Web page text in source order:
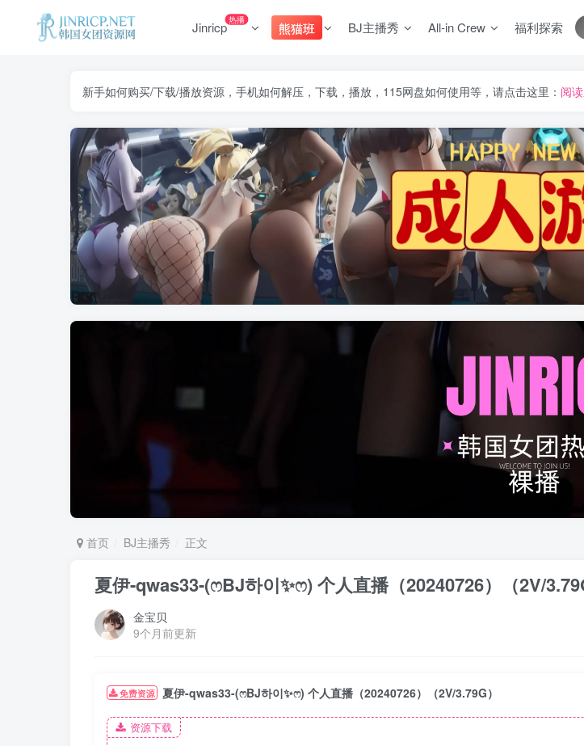
Jinricp热播
熊猫班 BJ主播秀 All-in Crew 福利探索
新手如何购买/下载/播放资源，手机如何解压，下载，播放，115网盘如何使用等，请点击这里： 阅
首页 BJ主播秀 正文
夏伊-qwas33-(ෆBJ하이✨ෆ) 个人直播（20240726）（2V/
金宝贝
9个月前更新
免费资源 夏伊-qwas33-(ෆBJ하이✨ෆ) 个人直播（20240726）（2V/3.79G）
资源下载